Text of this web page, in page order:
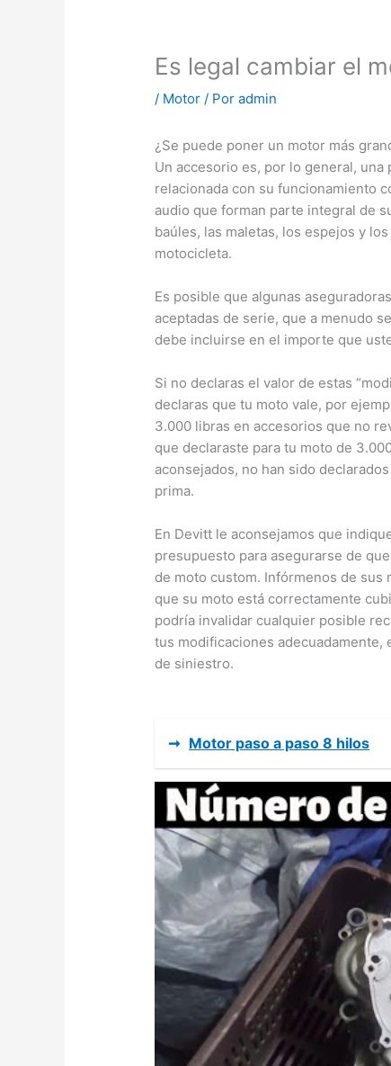
Es legal cambiar el
/ Motor / Poradmin
¿Se puede poner un motor más
Un accesorio es, por lo general,
relacionada con su funcionamiento
audio que forman parte integral de
baúles, las maletas, los espejos y
motocicleta.
Es posible que algunas
aceptadas de serie, que a menudo
debe incluirse en el importe que
Si no declaras el valor de estas
declaras que tu moto vale, por
3.000 libras en accesorios que no
que declaraste para tu moto de
aconsejados, no han sido
prima.
En Devitt le aconsejamos que
presupuesto para asegurarse de
de moto custom. Infórmenos de sus
que su moto está correctamente
podría invalidar cualquier posible
tus modificaciones
de siniestro.
➞ Motor paso a paso 8 hilos